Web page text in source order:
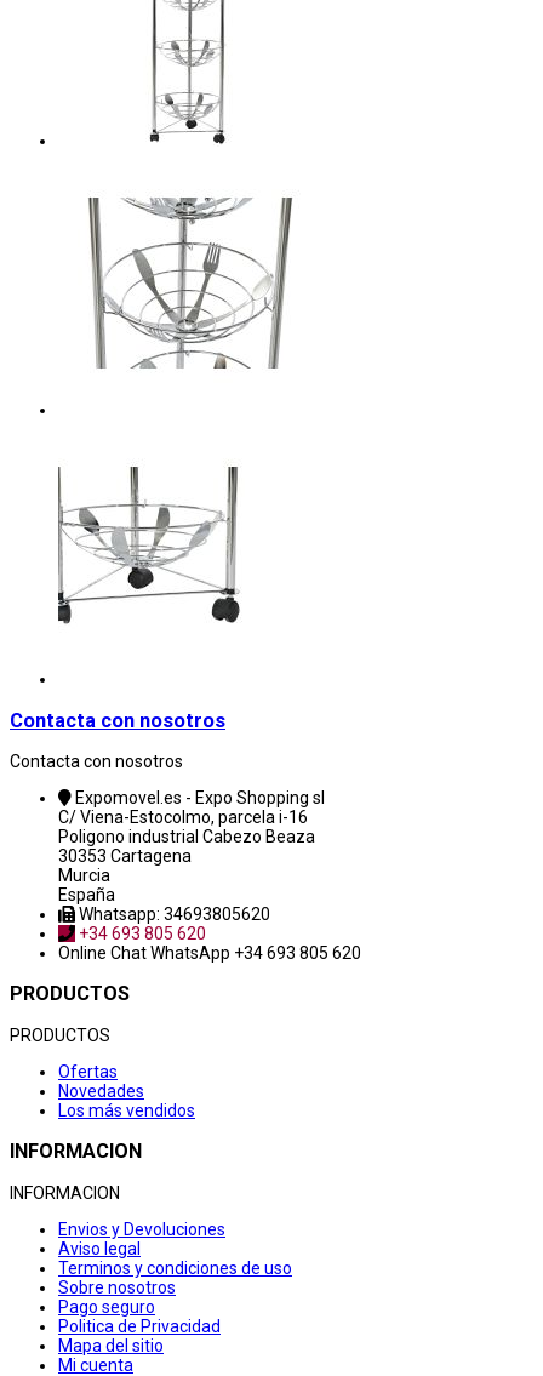
Contacta con nosotros
Contacta con nosotros
Expomovel.es - Expo Shopping sl
C/ Viena-Estocolmo, parcela i-16
Poligono industrial Cabezo Beaza
30353 Cartagena
Murcia
España
Whatsapp: 34693805620
+34 693 805 620
Online ChatWhatsApp +34 693 805 620
PRODUCTOS
PRODUCTOS
Ofertas
Novedades
Los más vendidos
INFORMACION
INFORMACION
Envios y Devoluciones
Aviso legal
Terminos y condiciones de uso
Sobre nosotros
Pago seguro
Politica de Privacidad
Mapa del sitio
Mi cuenta